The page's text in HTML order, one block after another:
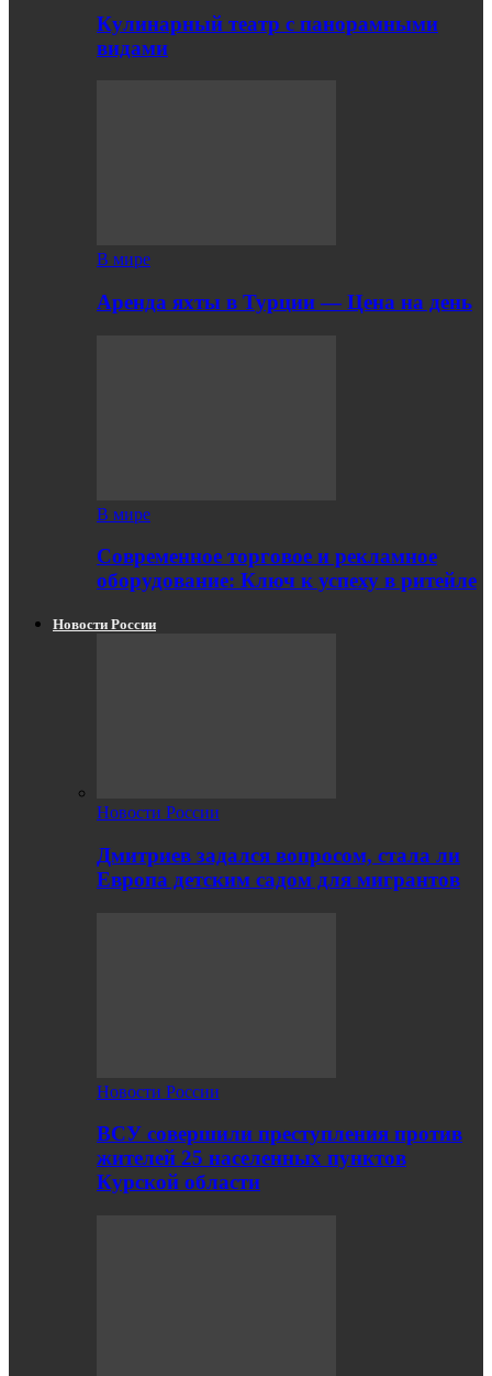
Кулинарный театр с панорамными
видами
В мире
Аренда яхты в Турции — Цена на день
В мире
Современное торговое и рекламное
оборудование: Ключ к успеху в ритейле
Новости России
Новости России
Дмитриев задался вопросом, стала ли
Европа детским садом для мигрантов
Новости России
ВСУ совершили преступления против
жителей 25 населенных пунктов
Курской области